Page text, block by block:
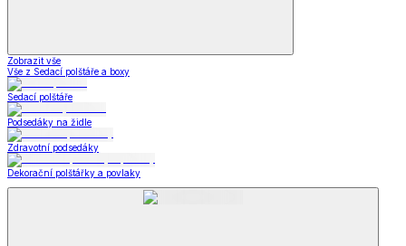
Zobrazit vše
Vše z Sedací polštáře a boxy
Sedací polštáře
Podsedáky na židle
Zdravotní podsedáky
Dekorační polštářky a povlaky